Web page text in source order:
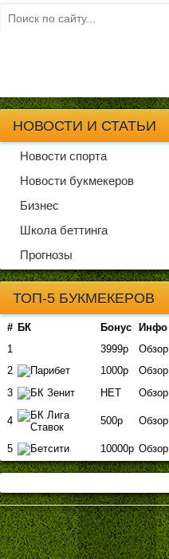
НОВОСТИ И СТАТЬИ
Новости спорта
Новости букмекеров
Бизнес
Школа беттинга
Прогнозы
ТОП-5 БУКМЕКЕРОВ
# БК Бонус
Инфо
1
3999р
Обзор
2
1000р
Обзор
3
НЕТ Обзор
4 500р Обзор
5 10000р Обзор